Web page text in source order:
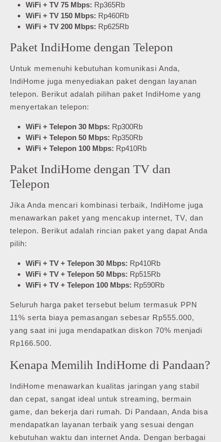
WiFi + TV 75 Mbps: Rp365Rb
WiFi + TV 150 Mbps: Rp460Rb
WiFi + TV 200 Mbps: Rp625Rb
Paket IndiHome dengan Telepon
Untuk memenuhi kebutuhan komunikasi Anda,
IndiHome juga menyediakan paket dengan layanan
telepon. Berikut adalah pilihan paket IndiHome yang
menyertakan telepon:
WiFi + Telepon 30 Mbps: Rp300Rb
WiFi + Telepon 50 Mbps: Rp350Rb
WiFi + Telepon 100 Mbps: Rp410Rb
Paket IndiHome dengan TV dan
Telepon
Jika Anda mencari kombinasi terbaik, IndiHome juga
menawarkan paket yang mencakup internet, TV, dan
telepon. Berikut adalah rincian paket yang dapat Anda
pilih:
WiFi + TV + Telepon 30 Mbps: Rp410Rb
WiFi + TV + Telepon 50 Mbps: Rp515Rb
WiFi + TV + Telepon 100 Mbps: Rp590Rb
Seluruh harga paket tersebut belum termasuk PPN
11% serta biaya pemasangan sebesar Rp555.000,
yang saat ini juga mendapatkan diskon 70% menjadi
Rp166.500.
Kenapa Memilih IndiHome di Pandaan?
IndiHome menawarkan kualitas jaringan yang stabil
dan cepat, sangat ideal untuk streaming, bermain
game, dan bekerja dari rumah. Di Pandaan, Anda bisa
mendapatkan layanan terbaik yang sesuai dengan
kebutuhan waktu dan internet Anda. Dengan berbagai